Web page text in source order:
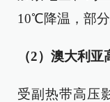
10℃降温，部
（2）澳大利
受副热带高压